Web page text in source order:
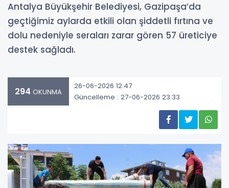
Antalya Büyükşehir Belediyesi, Gazipaşa’da
geçtiğimiz aylarda etkili olan şiddetli fırtına ve
dolu nedeniyle seraları zarar gören 57 üreticiye
destek sağladı.
294 OKUNMA
26-06-2026 12:47
Güncelleme : 27-06-2026 23:33